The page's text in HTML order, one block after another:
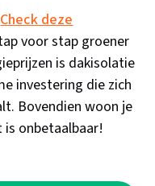
Check deze
voor stap groener
is dakisolatie
investering die zich
Bovendien woon je
onbetaalbaar!